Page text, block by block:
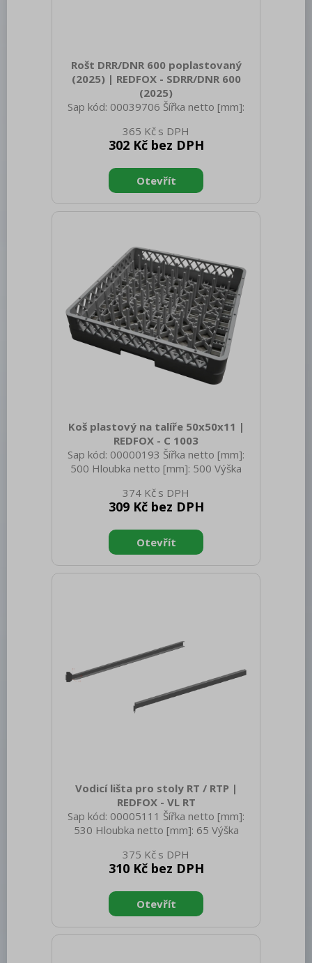
Rošt DRR/DNR 600 poplastovaný
(2025) | REDFOX - SDRR/DNR 600
(2025)
Sap kód: 00039706 Šířka netto [mm]:
netto [mm]: 50 Hmotnost netto [kg]:
2.00 Šířka brutto [mm]: 100 Hloubka
Hmotnost brutto [kg]: 2.00 Typ
spotřebiče: Neutrální zařízení Doplňující
informace: Nosnost roštu 30 kg Vhodné
[m3]: 0.001
365 Kč
302 Kč bez DPH
Koš plastový na talíře 50x50x11 |
REDFOX - C 1003
Sap kód: 00000193 Šířka netto [mm]:
500 Hloubka netto [mm]: 500 Výška
1.89 Šířka brutto [mm]: 510 Hloubka
brutto [mm]: 510 Výška brutto [mm]:
374 Kč
309 Kč bez DPH
Vodicí lišta pro stoly RT / RTP |
REDFOX - VL RT
Sap kód: 00005111 Šířka netto [mm]:
530 Hloubka netto [mm]: 65 Výška
0.40 Šířka brutto [mm]: 650 Hloubka
brutto [mm]: 78 Výška brutto [mm]: 63
375 Kč
310 Kč bez DPH